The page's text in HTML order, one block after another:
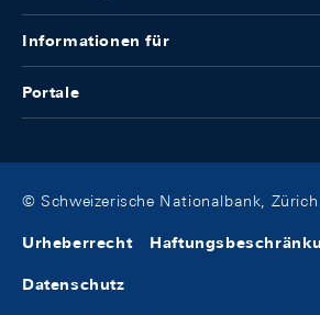
Informationen für
Portale
© Schweizerische Nationalbank,
Urheberrecht
Datenschutz